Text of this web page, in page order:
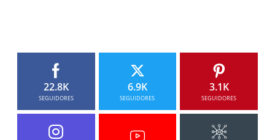
22.8K
SEGUIDORES
6.9K
SEGUIDORES
3.1K
SEGUIDORES